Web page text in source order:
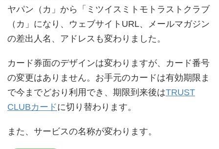
ヤパン（カ」から「ミツイスミトモトラストクラブ
（カ」になり、ウェブサイトURL、メールマガジン
の差出人名、アドレスも変わりました。
カード券面のデザインは変わりますが、カード番号
の変更はありません。お手元のカードは有効期限ま
で今までどおり利用でき、期限到来後はTRUST
CLUBカードに切り替わります。
また、サービスの名称が変わります。